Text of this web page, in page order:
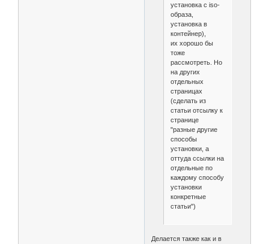
установка с iso-
образа,
установка в
контейнер),
их хорошо бы
тоже
рассмотреть. Но
на других
отдельных
страницах
(сделать из
статьи отсылку к
странице
"разные другие
способы
установки, а
оттуда ссылки на
отдельные по
каждому способу
установки
конкретные
статьи")
Делается также как и в